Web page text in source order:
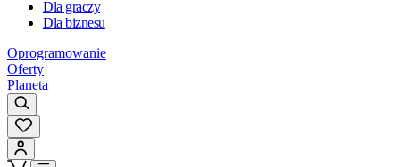
Dla graczy
Dla biznesu
Oprogramowanie
Oferty
Planeta